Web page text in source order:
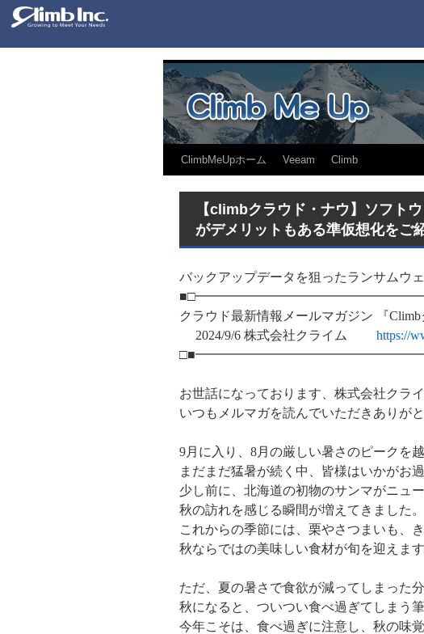
ClimbMeUpホーム Veeam Climb
【climbクラウド・ナウ】ソフト
がデメリットもある準仮想化をご
バックアップデータを狙ったランサムウ
クラウド最新情報メールマガジン 『Climb
2024/9/6 株式会社クライム https://
お世話になっております、株式会社クライ
いつもメルマガを読んでいただきありが
9月に入り、8月の厳しい暑さのピークを越
まだまだ猛暑が続く中、皆様はいかがお
少し前に、北海道の初物のサンマがニュ
秋の訪れを感じる瞬間が増えてきました。
これからの季節には、栗やさつまいも、き
秋ならではの美味しい食材が旬を迎えます
ただ、夏の暑さで食欲が減ってしまった分
秋になると、ついつい食べ過ぎてしまう筆
今年こそは、食べ過ぎに注意し、秋の味